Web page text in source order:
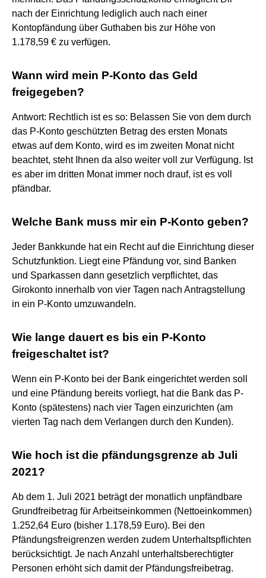
nach der Einrichtung lediglich auch nach einer
Kontopfändung über Guthaben bis zur Höhe von
1.178,59 € zu verfügen.
Wann wird mein P-Konto das Geld
freigegeben?
Antwort: Rechtlich ist es so: Belassen Sie von dem durch
das P-Konto geschützten Betrag des ersten Monats
etwas auf dem Konto, wird es im zweiten Monat nicht
beachtet, steht Ihnen da also weiter voll zur Verfügung. Ist
es aber im dritten Monat immer noch drauf, ist es voll
pfändbar.
Welche Bank muss mir ein P-Konto geben?
Jeder Bankkunde hat ein Recht auf die Einrichtung dieser
Schutzfunktion. Liegt eine Pfändung vor, sind Banken
und Sparkassen dann gesetzlich verpflichtet, das
Girokonto innerhalb von vier Tagen nach Antragstellung
in ein P-Konto umzuwandeln.
Wie lange dauert es bis ein P-Konto
freigeschaltet ist?
Wenn ein P-Konto bei der Bank eingerichtet werden soll
und eine Pfändung bereits vorliegt, hat die Bank das P-
Konto (spätestens) nach vier Tagen einzurichten (am
vierten Tag nach dem Verlangen durch den Kunden).
Wie hoch ist die pfändungsgrenze ab Juli
2021?
Ab dem 1. Juli 2021 beträgt der monatlich unpfändbare
Grundfreibetrag für Arbeitseinkommen (Nettoeinkommen)
1.252,64 Euro (bisher 1.178,59 Euro). Bei den
Pfändungsfreigrenzen werden zudem Unterhaltspflichten
berücksichtigt. Je nach Anzahl unterhaltsberechtigter
Personen erhöht sich damit der Pfändungsfreibetrag.